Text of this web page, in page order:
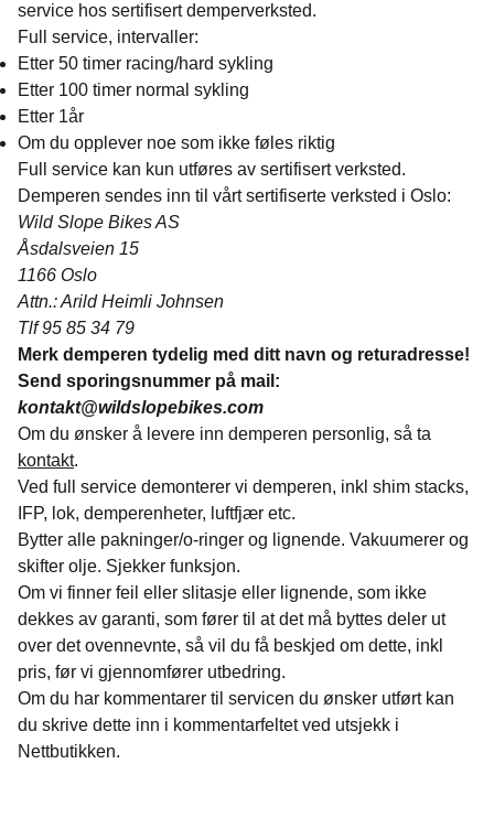
service hos sertifisert demperverksted.
Full service, intervaller:
Etter 50 timer racing/hard sykling
Etter 100 timer normal sykling
Etter 1år
Om du opplever noe som ikke føles riktig
Full service kan kun utføres av sertifisert verksted.
Demperen sendes inn til vårt sertifiserte verksted i Oslo:
Wild Slope Bikes AS
Åsdalsveien 15
1166 Oslo
Attn.: Arild Heimli Johnsen
Tlf 95 85 34 79
Merk demperen tydelig med ditt navn og returadresse!
Send sporingsnummer på mail:
kontakt@wildslopebikes.com
Om du ønsker å levere inn demperen personlig, så ta
kontakt.
Ved full service demonterer vi demperen, inkl shim stacks,
IFP, lok, demperenheter, luftfjær etc.
Bytter alle pakninger/o-ringer og lignende. Vakuumerer og
skifter olje. Sjekker funksjon.
Om vi finner feil eller slitasje eller lignende, som ikke
dekkes av garanti, som fører til at det må byttes deler ut
over det ovennevnte, så vil du få beskjed om dette, inkl
pris, før vi gjennomfører utbedring.
Om du har kommentarer til servicen du ønsker utført kan
du skrive dette inn i kommentarfeltet ved utsjekk i
Nettbutikken.